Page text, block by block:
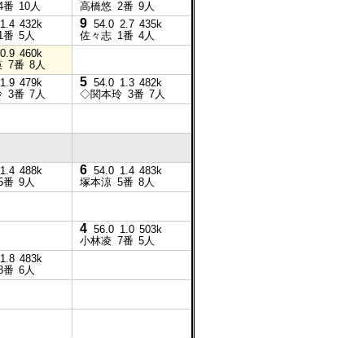
番 10人
高橋悠 2番 9人
1.4 432k
番 5人
9 54.0 2.7 435k
佐々志 1番 4人
0.9 460k
7番 8人
1.9 479k
3番 7人
5 54.0 1.3 482k
◇関本玲 3番 7人
1.4 488k
番 9人
6 54.0 1.4 483k
塚本涼 5番 8人
4 56.0 1.0 503k
小林凌 7番 5人
1.8 483k
番 6人